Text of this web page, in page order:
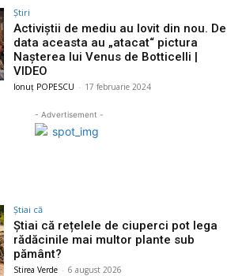
Știri
Activiștii de mediu au lovit din nou. De
data aceasta au „atacat“ pictura
Nașterea lui Venus de Botticelli |
VIDEO
Ionuț POPESCU - 17 februarie 2024
- Advertisement -
Știai că
Știai că rețelele de ciuperci pot lega
rădăcinile mai multor plante sub
pământ?
Stirea Verde - 6 august 2026